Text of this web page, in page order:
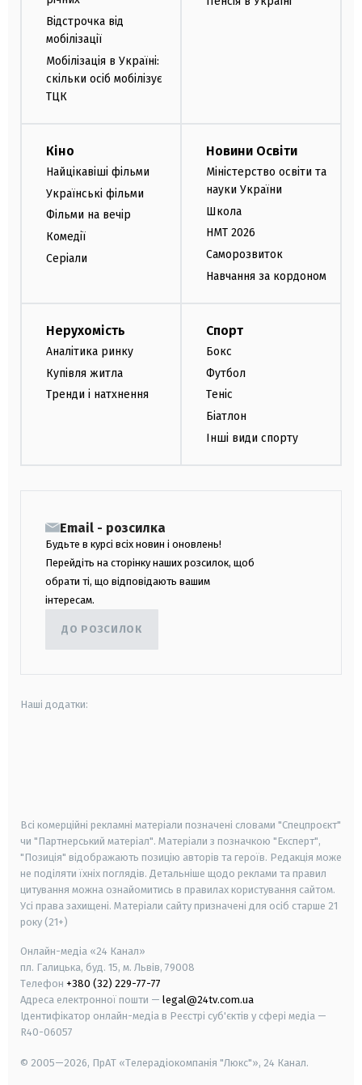
Відстрочка від
мобілізації
Мобілізація в Україні:
скільки осіб мобілізує
ТЦК
Кіно
Найцікавіші фільми
Українські фільми
Фільми на вечір
Комедії
Серіали
Новини Освіти
Міністерство освіти та
науки України
Школа
НМТ 2026
Саморозвиток
Навчання за кордоном
Нерухомість
Аналітика ринку
Купівля житла
Тренди і натхнення
Спорт
Бокс
Футбол
Теніс
Біатлон
Інші види спорту
Email - розсилка
Будьте в курсі всіх новин і оновлень!
Перейдіть на сторінку наших розсилок, щоб
обрати ті, що відповідають вашим
інтересам.
ДО РОЗСИЛОК
Наші додатки:
Всі комерційні рекламні матеріали позначені словами "Спецпроєкт"
чи "Партнерський матеріал". Матеріали з позначкою "Експерт",
"Позиція" відображають позицію авторів та героїв. Редакція може
не поділяти їхніх поглядів. Детальніше щодо реклами та правил
цитування можна ознайомитись в правилах користування сайтом.
Усі права захищені. Матеріали сайту призначені для осіб старше 21
року (21+)
Онлайн-медіа «24 Канал»
пл. Галицька, буд. 15, м. Львів, 79008
Телефон +380 (32) 229-77-77
Адреса електронної пошти — legal@24tv.com.ua
Ідентифікатор онлайн-медіа в Реєстрі суб'єктів у сфері медіа —
R40-06057
© 2005—2026, ПрАТ «Телерадіокомпанія "Люкс"», 24 Канал.